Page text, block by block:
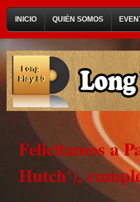
INICIO QUIÉN SOMOS
Felicitamos a
Hutch'),